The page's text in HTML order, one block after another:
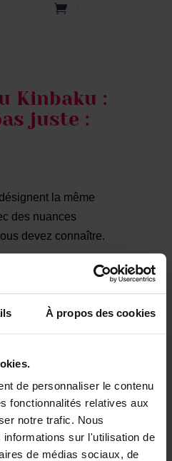
À propos des cookies
de personnaliser le contenu
fonctionnalités relatives aux
notre trafic. Nous
informations sur l'utilisation de
de médias sociaux, de
Kinbaku :
juste :
la même
des nuances
devez connaître.
« lier »
mot met l’accent sur
et esthétique.
de belles
visuels sur le
sans
par « attacher
15% offerts sur votre
première commande
Valable sur tous les produits